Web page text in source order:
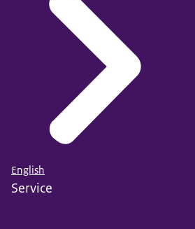
English
Service